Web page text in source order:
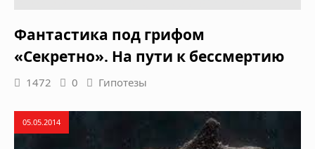
Фантастика под грифом
«Секретно». На пути к бессмертию
1472 0 Гипотезы
05.05.2014